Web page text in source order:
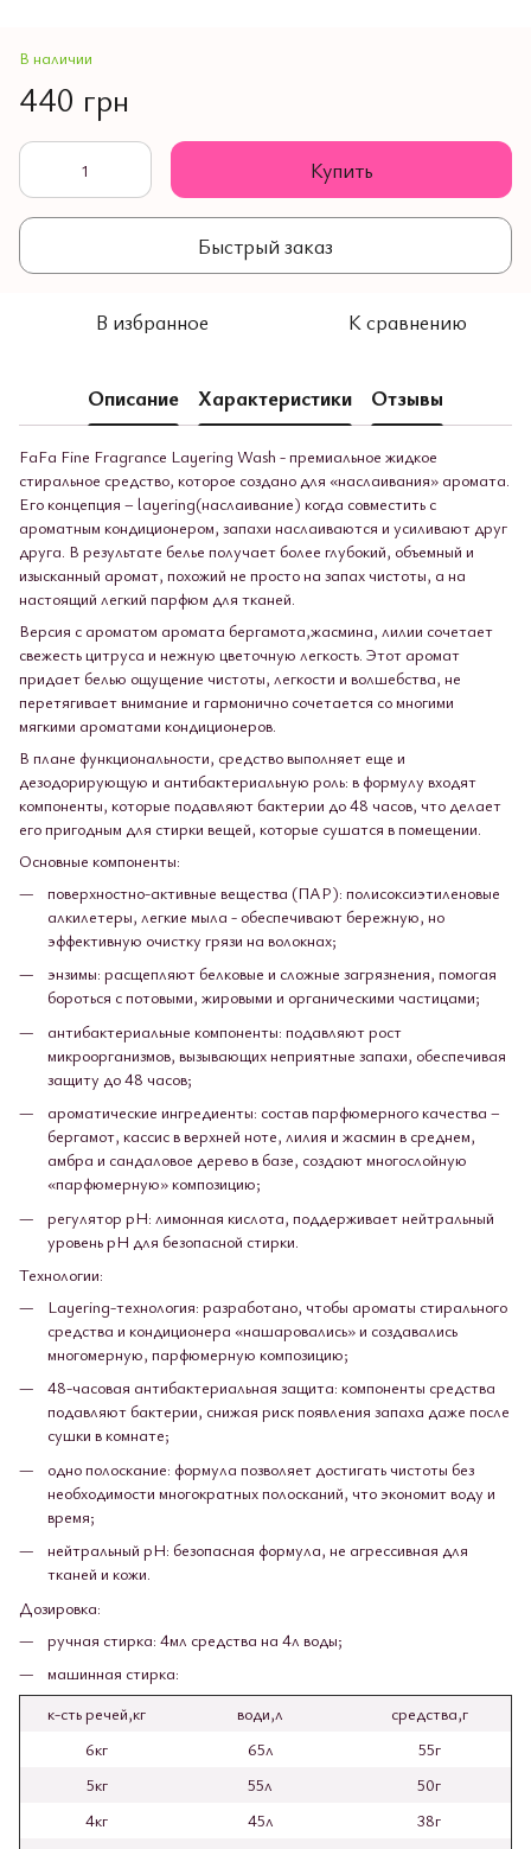
В наличии
440 грн
Купить
Быстрый заказ
В избранное К сравнению
Описание Характеристики Отзывы
FaFa Fine Fragrance Layering Wash - премиальное жидкое
стиральное средство, которое создано для «наслаивания» аромата.
Его концепция – layering(наслаивание) когда совместить с
ароматным кондиционером, запахи наслаиваются и усиливают друг
друга. В результате белье получает более глубокий, объемный и
изысканный аромат, похожий не просто на запах чистоты, а на
настоящий легкий парфюм для тканей.
Версия с ароматом аромата бергамота,жасмина, лилии сочетает
свежесть цитруса и нежную цветочную легкость. Этот аромат
придает белью ощущение чистоты, легкости и волшебства, не
перетягивает внимание и гармонично сочетается со многими
мягкими ароматами кондиционеров.
В плане функциональности, средство выполняет еще и
дезодорирующую и антибактериальную роль: в формулу входят
компоненты, которые подавляют бактерии до 48 часов, что делает
его пригодным для стирки вещей, которые сушатся в помещении.
Основные компоненты:
поверхностно-активные вещества (ПАР): полисоксиэтиленовые
алкилетеры, легкие мыла - обеспечивают бережную, но
эффективную очистку грязи на волокнах;
энзимы: расщепляют белковые и сложные загрязнения, помогая
бороться с потовыми, жировыми и органическими частицами;
антибактериальные компоненты: подавляют рост
микроорганизмов, вызывающих неприятные запахи, обеспечивая
защиту до 48 часов;
ароматические ингредиенты: состав парфюмерного качества –
бергамот, кассис в верхней ноте, лилия и жасмин в среднем,
амбра и сандаловое дерево в базе, создают многослойную
«парфюмерную» композицию;
регулятор pH: лимонная кислота, поддерживает нейтральный
уровень рН для безопасной стирки.
Технологии:
Layering-технология: разработано, чтобы ароматы стирального
средства и кондиционера «нашаровались» и создавались
многомерную, парфюмерную композицию;
48-часовая антибактериальная защита: компоненты средства
подавляют бактерии, снижая риск появления запаха даже после
сушки в комнате;
одно полоскание: формула позволяет достигать чистоты без
необходимости многократных полосканий, что экономит воду и
время;
нейтральный pH: безопасная формула, не агрессивная для
тканей и кожи.
Дозировка:
ручная стирка: 4мл средства на 4л воды;
машинная стирка:
к-сть речей,кг
води,л
средства,г
6кг
65л
55г
5кг
55л
50г
4кг
45л
38г